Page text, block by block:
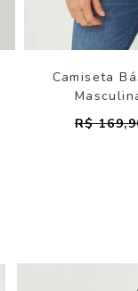
Camiseta
R$